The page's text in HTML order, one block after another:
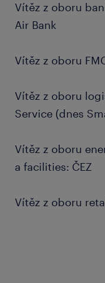
Vítěz z oboru
Air Bank
Vítěz z oboru
Vítěz z oboru
Service (dnes
Vítěz z oboru
a facilities: ČEZ
Vítěz z oboru